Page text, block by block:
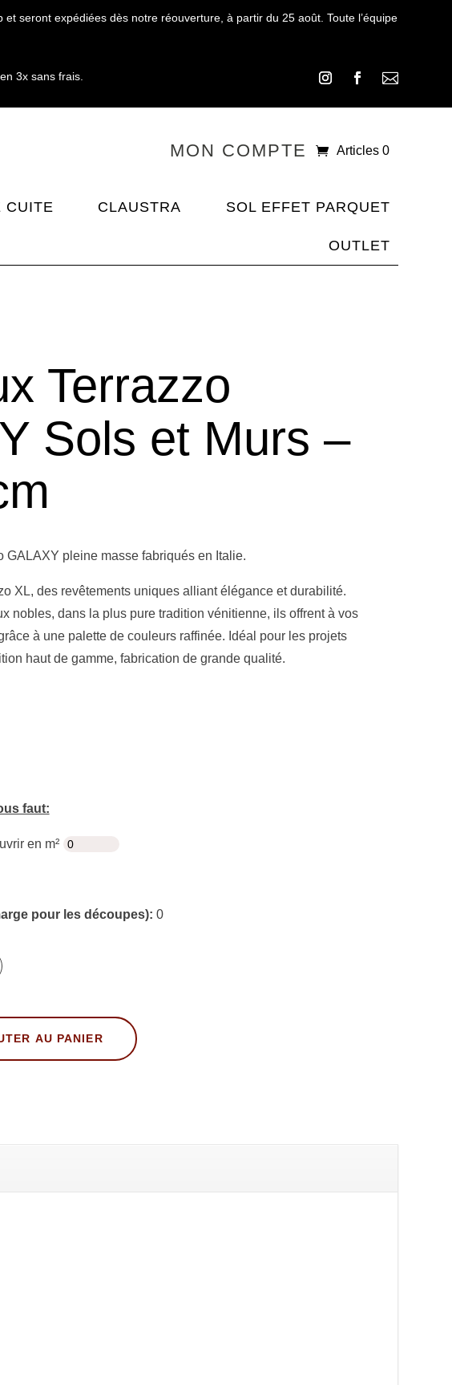
seront expédiées dès notre réouverture, à partir du 25 août. Toute l’équipe
3x sans frais. 
MON COMPTE Articles 0
CUITE CLAUSTRA SOL EFFET PARQUET
OUTLET
Terrazzo
Sols et Murs –
GALAXY pleine masse fabriqués en Italie.
XL, des revêtements uniques alliant élégance et durabilité.
nobles, dans la plus pure tradition vénitienne, ils offrent à vos
à une palette de couleurs raffinée. Idéal pour les projets
haut de gamme, fabrication de grande qualité.
faut:
en m²
pour les découpes): 0
AU PANIER